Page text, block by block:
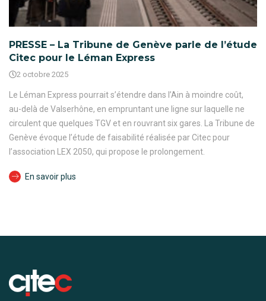
PRESSE – La Tribune de Genève parle de l’étude
Citec pour le Léman Express
2 octobre 2025
Le Léman Express pourrait s’étendre dans l’Ain à moindre coût,
au-delà de Valserhône, en empruntant une ligne sur laquelle ne
circulent que quelques TGV et en rouvrant six gares. La Tribune de
Genève évoque l’étude de faisabilité réalisée par Citec pour
l’association LEX 2050, qui propose le prolongement.
En savoir plus